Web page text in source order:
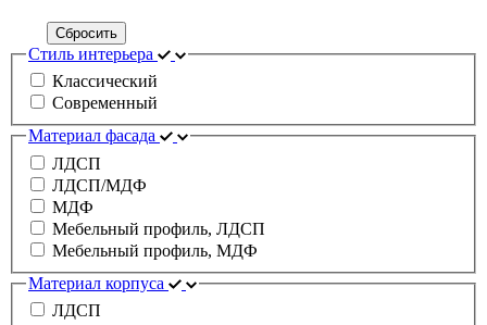
Сбросить
Стиль интерьера
Классический
Современный
Материал фасада
ЛДСП
ЛДСП/МДФ
МДФ
Мебельный профиль, ЛДСП
Мебельный профиль, МДФ
Материал корпуса
ЛДСП